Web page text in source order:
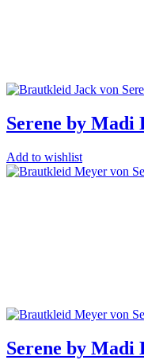
Serene by Madi
Add to wishlist
Serene by Madi